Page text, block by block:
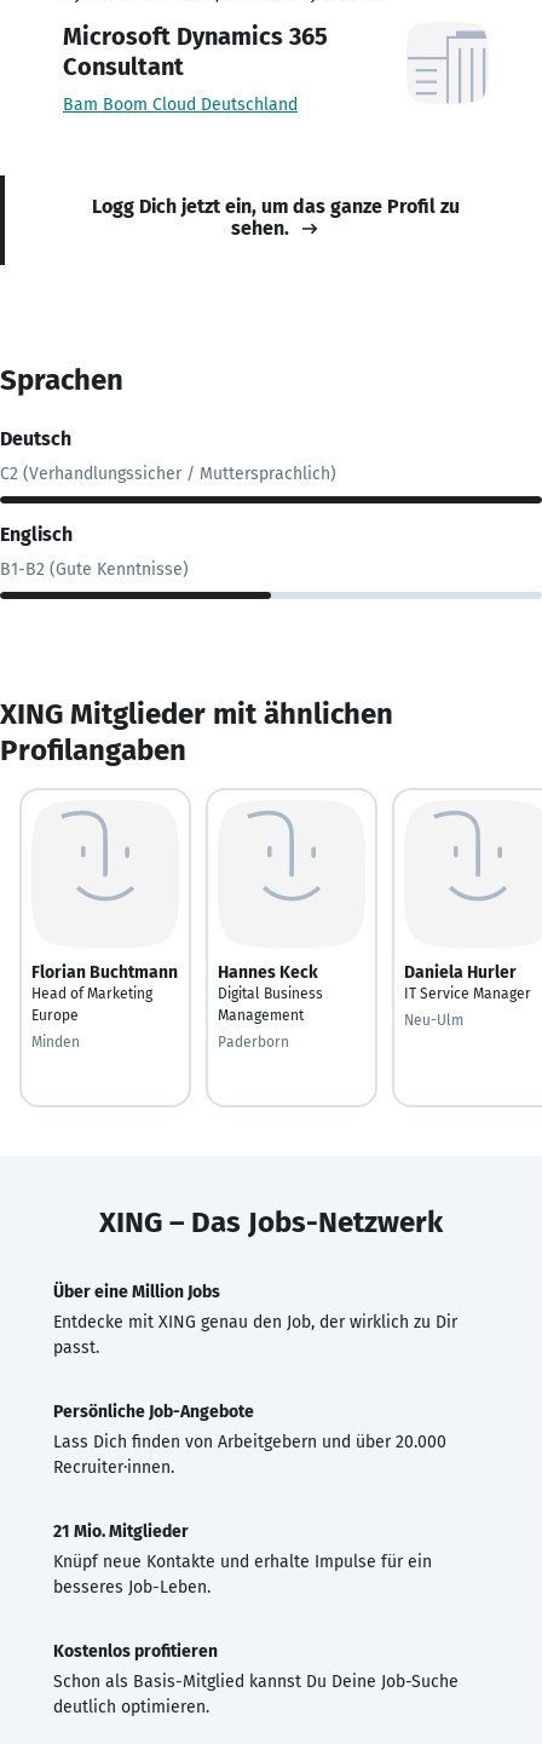
Microsoft Dynamics 365
Consultant
Bam Boom Cloud Deutschland
Logg Dich jetzt ein, um das ganze Profil zu
sehen.
Sprachen
Deutsch
C2 (Verhandlungssicher / Muttersprachlich)
Englisch
B1-B2 (Gute Kenntnisse)
XING Mitglieder mit ähnlichen
Profilangaben
Florian Buchtmann
Head of Marketing
Europe
Minden
Hannes Keck
Digital Business
Management
Paderborn
Daniela Hurler
IT Service Manager
Neu-Ulm
XING – Das Jobs-Netzwerk
Über eine Million Jobs
Entdecke mit XING genau den Job, der wirklich zu Dir
passt.
Persönliche Job-Angebote
Lass Dich finden von Arbeitgebern und über 20.000
Recruiter·innen.
21 Mio. Mitglieder
Knüpf neue Kontakte und erhalte Impulse für ein
besseres Job-Leben.
Kostenlos profitieren
Schon als Basis-Mitglied kannst Du Deine Job-Suche
deutlich optimieren.